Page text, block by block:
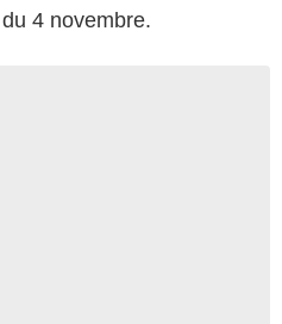
4 novembre.